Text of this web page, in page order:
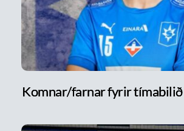
Komnar/farnar fyrir